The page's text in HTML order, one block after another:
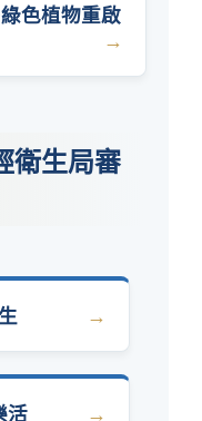
色植物重啟
衛生局審
活